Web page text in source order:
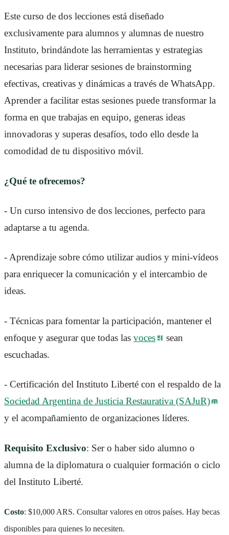
Este curso de dos lecciones está diseñado
exclusivamente para alumnos y alumnas de nuestro
Instituto, brindándote las herramientas y estrategias
necesarias para liderar sesiones de brainstorming
efectivas, creativas y dinámicas a través de WhatsApp.
Aprender a facilitar estas sesiones puede transformar la
forma en que trabajas en equipo, generas ideas
innovadoras y superas desafíos, todo ello desde la
comodidad de tu dispositivo móvil.
¿Qué te ofrecemos?
- Un curso intensivo de dos lecciones, perfecto para
adaptarse a tu agenda.
- Aprendizaje sobre cómo utilizar audios y mini-vídeos
para enriquecer la comunicación y el intercambio de
ideas.
- Técnicas para fomentar la participación, mantener el
enfoque y asegurar que todas las voces
sean
escuchadas.
- Certificación del Instituto Liberté con el respaldo de la
Sociedad Argentina de Justicia Restaurativa (SAJuR)
y el acompañamiento de organizaciones líderes.
Requisito Exclusivo: Ser o haber sido alumno o
alumna de la diplomatura o cualquier formación o ciclo
del Instituto Liberté.
Costo: $10,000 ARS. Consultar valores en otros países. Hay becas
disponibles para quienes lo necesiten.